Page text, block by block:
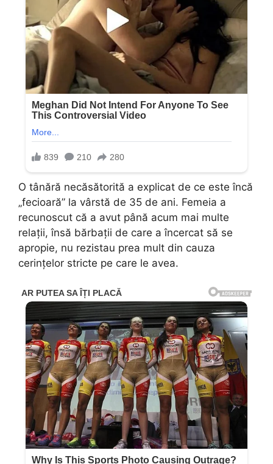
O tânără necăsătorită a explicat de ce este încă
„fecioară” la vârstă de 35 de ani. Femeia a
recunoscut că a avut până acum mai multe
relaţii, însă bărbaţii de care a încercat să se
apropie, nu rezistau prea mult din cauza
cerinţelor stricte pe care le avea.